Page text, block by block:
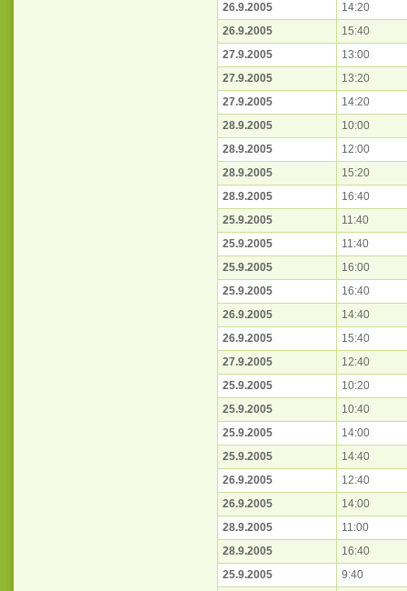
26.9.2005
14:20
26.9.2005
15:40
27.9.2005
13:00
27.9.2005
13:20
27.9.2005
14:20
28.9.2005
10:00
28.9.2005
12:00
28.9.2005
15:20
28.9.2005
16:40
25.9.2005
11:40
25.9.2005
11:40
25.9.2005
16:00
25.9.2005
16:40
26.9.2005
14:40
26.9.2005
15:40
27.9.2005
12:40
25.9.2005
10:20
25.9.2005
10:40
25.9.2005
14:00
25.9.2005
14:40
26.9.2005
12:40
26.9.2005
14:00
28.9.2005
11:00
28.9.2005
16:40
25.9.2005
9:40